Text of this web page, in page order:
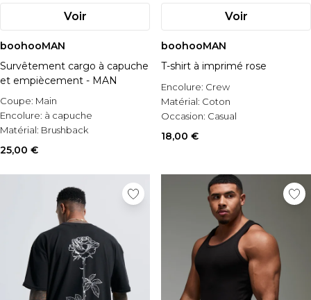
Voir
boohooMAN
Survêtement cargo à capuche
et empiècement - MAN
Coupe: Main
Encolure: à capuche
Matérial: Brushback
25,00 €
Voir
boohooMAN
T-shirt à imprimé rose
Encolure: Crew
Matérial: Coton
Occasion: Casual
18,00 €